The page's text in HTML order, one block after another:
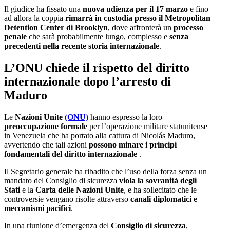
Il giudice ha fissato una nuova udienza per il 17 marzo e fino
ad allora la coppia rimarrà in custodia presso il Metropolitan
Detention Center di Brooklyn, dove affronterà un processo
penale che sarà probabilmente lungo, complesso e senza
precedenti nella recente storia internazionale.
L’ONU chiede il rispetto del diritto
internazionale dopo l’arresto di
Maduro
Le Nazioni Unite (ONU) hanno espresso la loro
preoccupazione formale per l’operazione militare statunitense
in Venezuela che ha portato alla cattura di Nicolás Maduro,
avvertendo che tali azioni possono minare i principi
fondamentali del diritto internazionale .
Il Segretario generale ha ribadito che l’uso della forza senza un
mandato del Consiglio di sicurezza viola la sovranità degli
Stati e la Carta delle Nazioni Unite, e ha sollecitato che le
controversie vengano risolte attraverso canali diplomatici e
meccanismi pacifici.
In una riunione d’emergenza del Consiglio di sicurezza,